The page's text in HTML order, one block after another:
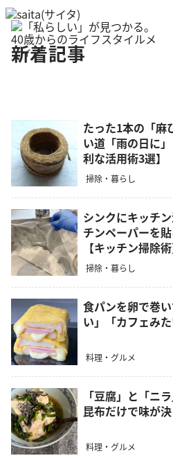
新着記事
たった1本の「麻
い道「雨の日に
利な活用術3選】
掃除・暮らし
シンクにキッチ
チンペーパーを
【キッチン掃除術
掃除・暮らし
食パンを卵で巻
い」「カフェみ
料理・グルメ
「豆腐」と「ニ
昆布だけで味が
料理・グルメ